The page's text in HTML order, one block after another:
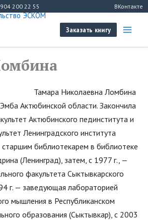
200 22 55 ВКонтакте
Заказать книгу
Тамара Николаевна Ломбина
Актюбинской области. Закончила
Актюбинского пединститута и
Ленинградского института
старшим библиотекарем в библиотеке
(Ленинград), затем, с 1977 г., —
факультета Сыктывкарского
г. — заведующая лабораторией
мышления в Республиканском
образования (Сыктывкар), с 2003